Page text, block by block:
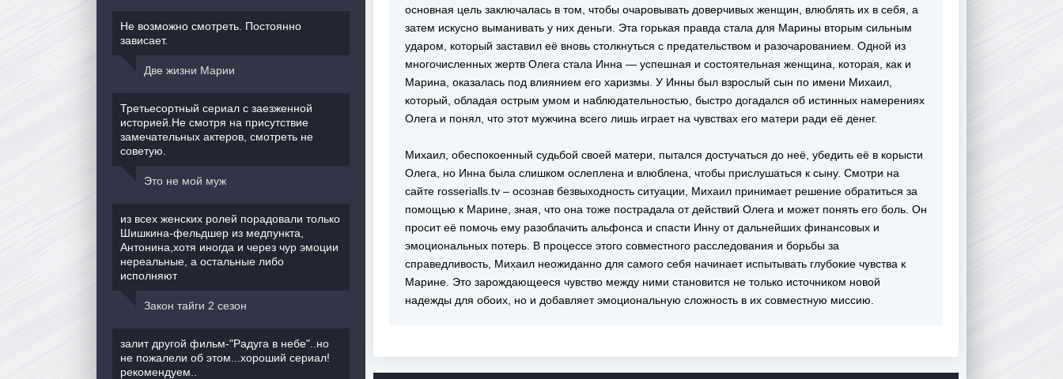
основная цель заключалась в том, чтобы очаровывать доверчивых женщин, влюблять их в себя, а
затем искусно выманивать у них деньги. Эта горькая правда стала для Марины вторым сильным
ударом, который заставил её вновь столкнуться с предательством и разочарованием. Одной из
многочисленных жертв Олега стала Инна — успешная и состоятельная женщина, которая, как и
Марина, оказалась под влиянием его харизмы. У Инны был взрослый сын по имени Михаил,
который, обладая острым умом и наблюдательностью, быстро догадался об истинных намерениях
Олега и понял, что этот мужчина всего лишь играет на чувствах его матери ради её денег.
Михаил, обеспокоенный судьбой своей матери, пытался достучаться до неё, убедить её в корысти
Олега, но Инна была слишком ослеплена и влюблена, чтобы прислушаться к сыну. Смотри на
сайте rosserialls.tv – осознав безвыходность ситуации, Михаил принимает решение обратиться за
помощью к Марине, зная, что она тоже пострадала от действий Олега и может понять его боль. Он
просит её помочь ему разоблачить альфонса и спасти Инну от дальнейших финансовых и
эмоциональных потерь. В процессе этого совместного расследования и борьбы за
справедливость, Михаил неожиданно для самого себя начинает испытывать глубокие чувства к
Марине. Это зарождающееся чувство между ними становится не только источником новой
надежды для обоих, но и добавляет эмоциональную сложность в их совместную миссию.
Не возможно смотреть. Постоянно
зависает.
Две жизни Марии
Третьесортный сериал с заезженной
историей.Не смотря на присутствие
замечательных актеров, смотреть не
советую.
Это не мой муж
из всех женских ролей порадовали только
Шишкина-фельдшер из медпункта,
Антонина,хотя иногда и через чур эмоции
нереальные, а остальные либо
исполняют
Закон тайги 2 сезон
залит другой фильм-"Радуга в небе"..но
не пожалели об этом...хороший сериал!
рекомендуем..